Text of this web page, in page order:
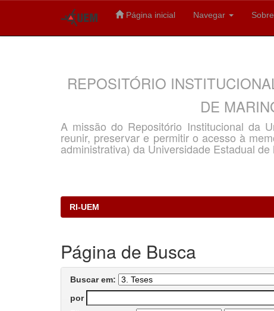
Página inicial Navegar
REPOSITÓRIO
DE
A missão do Repositório Institucional da
reunir, preservar e permitir o acesso à
administrativa) da Universidade Estadual
RI-UEM
Página de Busca
Buscar em:
por